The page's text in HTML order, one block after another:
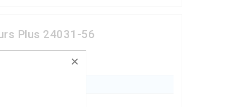
×
Plus 24031-56